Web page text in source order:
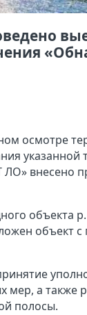
осмотре
указанной
внесено
объекта
объект
мер, а также
полосы.